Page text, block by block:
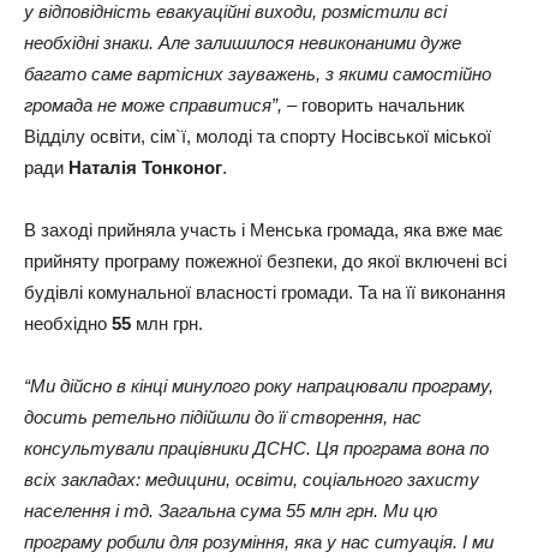
у відповідність евакуаційні виходи, розмістили всі
необхідні знаки. Але залишилося невиконаними дуже
багато саме вартісних зауважень, з якими самостійно
громада не може справитися”, – говорить начальник
Відділу освіти, сім`ї, молоді та спорту Носівської міської
ради Наталія Тонконог.
В заході прийняла участь і Менська громада, яка вже має
прийняту програму пожежної безпеки, до якої включені всі
будівлі комунальної власності громади. Та на її виконання
необхідно 55 млн грн.
“Ми дійсно в кінці минулого року напрацювали програму,
досить ретельно підійшли до її створення, нас
консультували працівники ДСНС. Ця програма вона по
всіх закладах: медицини, освіти, соціального захисту
населення і тд. Загальна сума 55 млн грн. Ми цю
програму робили для розуміння, яка у нас ситуація. І ми